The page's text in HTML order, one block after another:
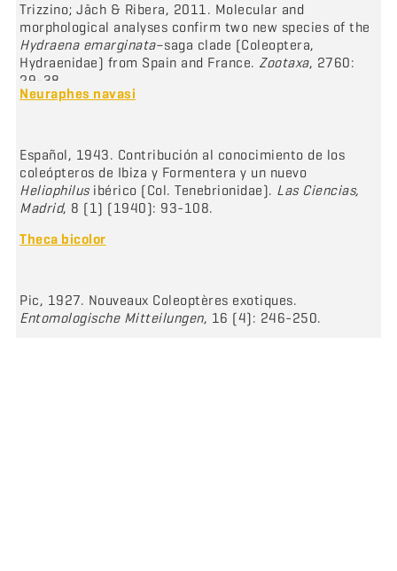
Trizzino; Jäch & Ribera, 2011. Molecular and
morphological analyses confirm two new species of the
Hydraena emarginata–saga clade (Coleoptera,
Hydraenidae) from Spain and France. Zootaxa, 2760:
29-38.
Neuraphes navasi
Español, 1943. Contribución al conocimiento de los
coleópteros de Ibiza y Formentera y un nuevo
Heliophilusibérico (Col. Tenebrionidae). Las Ciencias,
Madrid, 8 (1) (1940): 93-108.
Theca bicolor
Pic, 1927. Nouveaux Coleoptères exotiques.
Entomologische Mitteilungen, 16 (4): 246-250.